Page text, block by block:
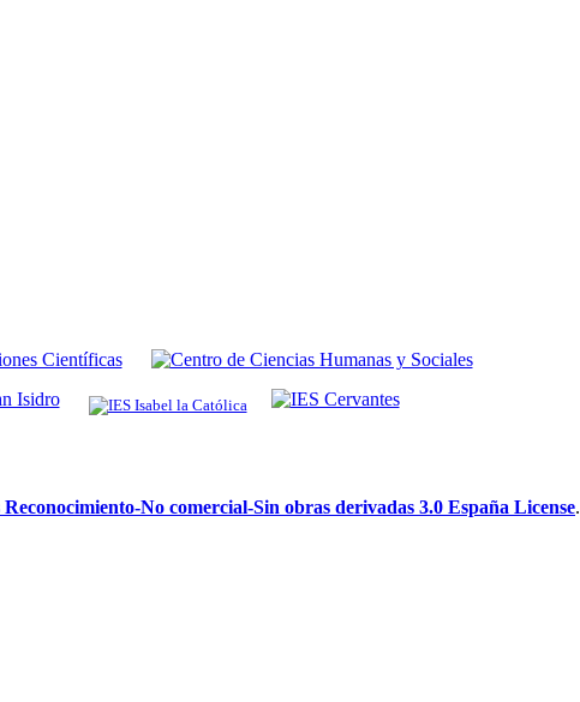
No comercial-Sin obras derivadas 3.0 España License.